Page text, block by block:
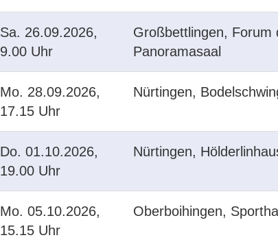
Sa. 26.09.2026,
9.00 Uhr
Großbettlingen, Forum
Panoramasaal
Mo. 28.09.2026,
17.15 Uhr
Nürtingen,
Do. 01.10.2026,
19.00 Uhr
Nürtingen,
Mo. 05.10.2026,
15.15 Uhr
Oberboihingen,